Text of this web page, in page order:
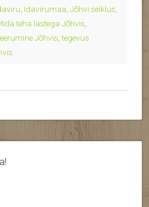
Idavirumaa Jõhvi seiklus
teha lastega Jõhvis
Jõhvis ,tegevus